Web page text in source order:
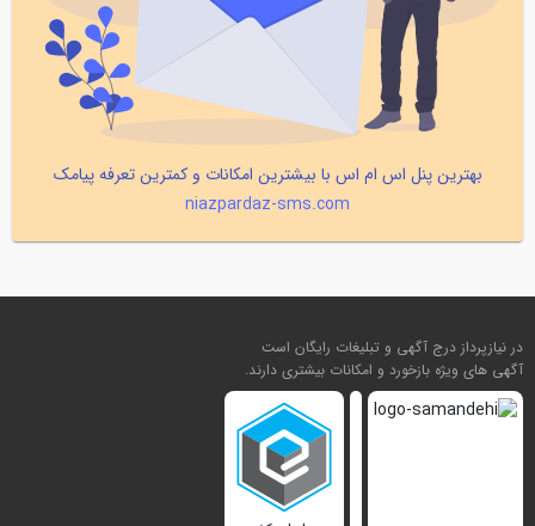
بهترین پنل اس ام اس با بیشترین امکانات و کمترین تعرفه پیامک
niazpardaz-sms.com
در نیازپرداز درج آگهی و تبلیغات رایگان است
آگهی های ویژه بازخورد و امکانات بیشتری دارند.